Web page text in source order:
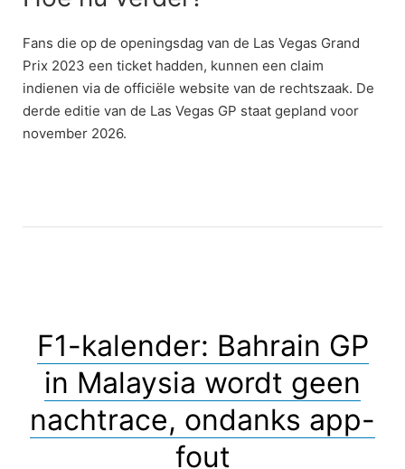
Fans die op de openingsdag van de Las Vegas Grand
Prix 2023 een ticket hadden, kunnen een claim
indienen via de officiële website van de rechtszaak. De
derde editie van de Las Vegas GP staat gepland voor
november 2026.
F1-kalender: Bahrain GP
in Malaysia wordt geen
nachtrace, ondanks app-
fout